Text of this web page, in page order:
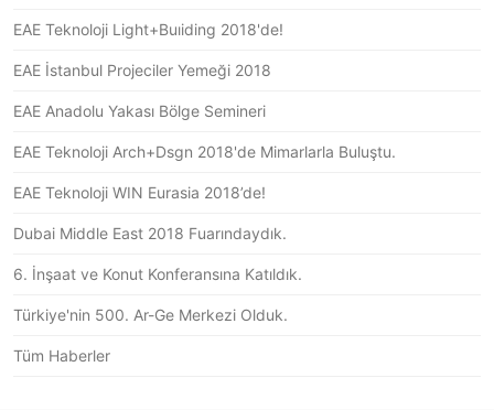
EAE Teknoloji Light+Buıiding 2018'de!
EAE İstanbul Projeciler Yemeği 2018
EAE Anadolu Yakası Bölge Semineri
EAE Teknoloji Arch+Dsgn 2018'de Mimarlarla Buluştu.
EAE Teknoloji WIN Eurasia 2018’de!
Dubai Middle East 2018 Fuarındaydık.
6. İnşaat ve Konut Konferansına Katıldık.
Türkiye'nin 500. Ar-Ge Merkezi Olduk.
Tüm Haberler